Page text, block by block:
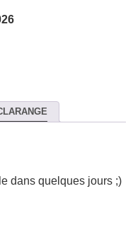
dans quelques jours ;)